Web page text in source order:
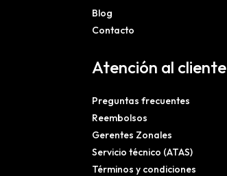
Blog
Contacto
Atención al cliente
Preguntas frecuentes
Reembolsos
Gerentes Zonales
Servicio técnico (ATAS)
Términos y condiciones